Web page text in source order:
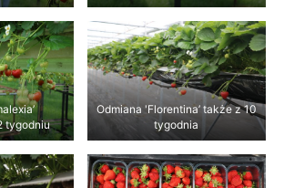
tygodniu
Odmiana 'Florentina’ także z 10
tygodnia